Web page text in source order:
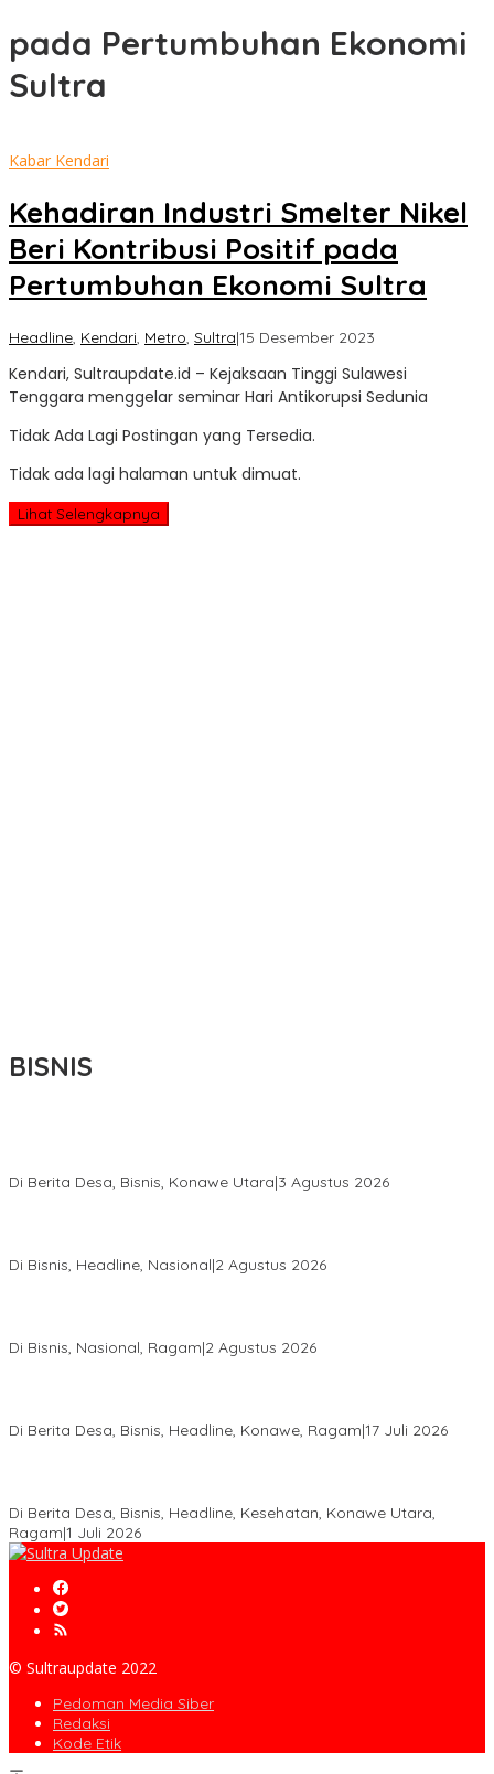
pada Pertumbuhan Ekonomi
Sultra
Kabar Kendari
Kehadiran Industri Smelter Nikel
Beri Kontribusi Positif pada
Pertumbuhan Ekonomi Sultra
Headline, Kendari, Metro, Sultra|15 Desember 2023
Update
Kendari, Sultraupdate.id – Kejaksaan Tinggi Sulawesi
Tenggara menggelar seminar Hari Antikorupsi Sedunia
Tidak Ada Lagi Postingan yang Tersedia.
Tidak ada lagi halaman untuk dimuat.
Lihat Selengkapnya
BISNIS
Di Berita Desa, Bisnis, Konawe Utara|3 Agustus 2026
Di Bisnis, Headline, Nasional|2 Agustus 2026
Di Bisnis, Nasional, Ragam|2 Agustus 2026
Di Berita Desa, Bisnis, Headline, Konawe, Ragam|17 Juli 2026
Di Berita Desa, Bisnis, Headline, Kesehatan, Konawe Utara,
Ragam|1 Juli 2026
© Sultraupdate 2022
Pedoman Media Siber
Redaksi
Kode Etik